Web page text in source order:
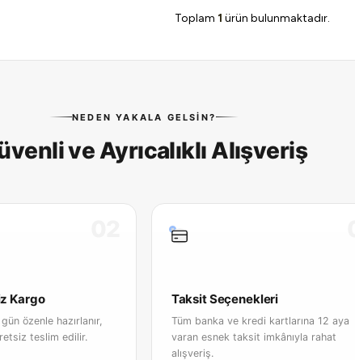
Toplam 1 ürün bulunmaktadır.
NEDEN YAKALA GELSIN?
ve Ayrıcalıklı Alışveriş
Kargo
özenle hazırlanır,
teslim edilir.
Taksit Seçenekleri
Tüm banka ve kredi kartlarına 12 aya
varan esnek taksit imkânıyla rahat
alışveriş.